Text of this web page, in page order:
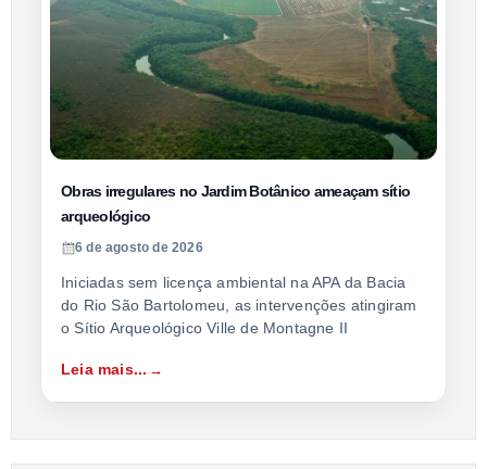
Obras irregulares no Jardim Botânico ameaçam sítio
arqueológico
6 de agosto de 2026
Iniciadas sem licença ambiental na APA da Bacia
do Rio São Bartolomeu, as intervenções atingiram
o Sítio Arqueológico Ville de Montagne II
Leia mais...